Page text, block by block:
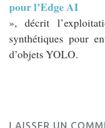
pour l’Edge AI
», décrit
synthétiques pour
d’objets YOLO.
LAISSER UN